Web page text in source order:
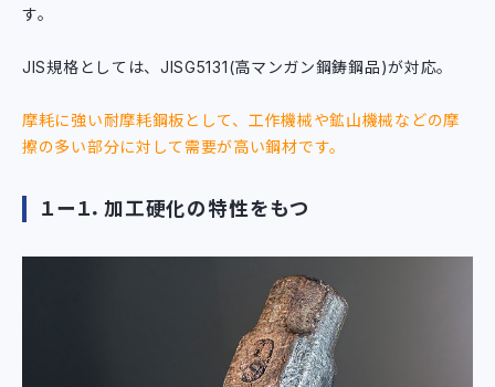
す。
JIS規格としては、JISG5131(高マンガン鋼鋳鋼品)が対応。
摩耗に強い耐摩耗鋼板として、工作機械や鉱山機械などの摩
擦の多い部分に対して需要が高い鋼材です。
１ー１．加工硬化の特性をもつ